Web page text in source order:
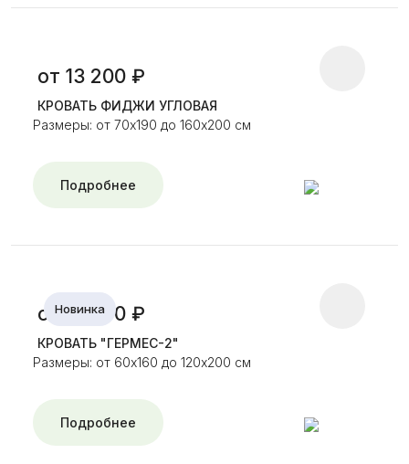
от 13 200 ₽
КРОВАТЬ ФИДЖИ УГЛОВАЯ
Размеры: от 70х190 до 160х200 см
Подробнее
Новинка
от 13 600 ₽
КРОВАТЬ "ГЕРМЕС-2"
Размеры: от 60х160 до 120х200 см
Подробнее